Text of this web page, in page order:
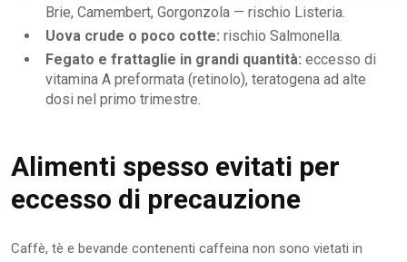
Brie, Camembert, Gorgonzola — rischio Listeria.
Uova crude o poco cotte: rischio Salmonella.
Fegato e frattaglie in grandi quantità: eccesso di
vitamina A preformata (retinolo), teratogena ad alte
dosi nel primo trimestre.
Alimenti spesso evitati per
eccesso di precauzione
Caffè, tè e bevande contenenti caffeina non sono vietati in